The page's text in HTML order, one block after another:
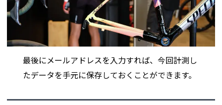
最後にメールアドレスを入力すれば、今回計測し
たデータを手元に保存しておくことができます。